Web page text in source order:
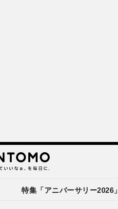
特集「アニバーサリー2026」